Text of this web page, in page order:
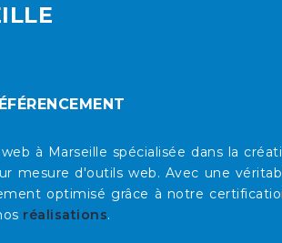
à Marseille spécialisée dans la
mesure d'outils web. Avec une
optimisé grâce à notre
réalisations.